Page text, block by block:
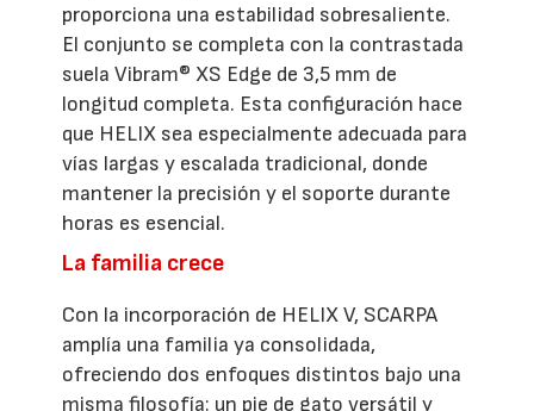
proporciona una estabilidad sobresaliente.
El conjunto se completa con la contrastada
suela Vibram® XS Edge de 3,5 mm de
longitud completa. Esta configuración hace
que HELIX sea especialmente adecuada para
vías largas y escalada tradicional, donde
mantener la precisión y el soporte durante
horas es esencial.
La familia crece
Con la incorporación de HELIX V, SCARPA
amplía una familia ya consolidada,
ofreciendo dos enfoques distintos bajo una
misma filosofía: un pie de gato versátil y